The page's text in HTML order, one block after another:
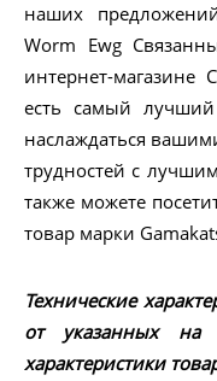
наших
Worm Ewg
интернет-
есть самый
наслаждаться
трудностей с
также можете
товар марки
Технические
от указанных на
характеристики